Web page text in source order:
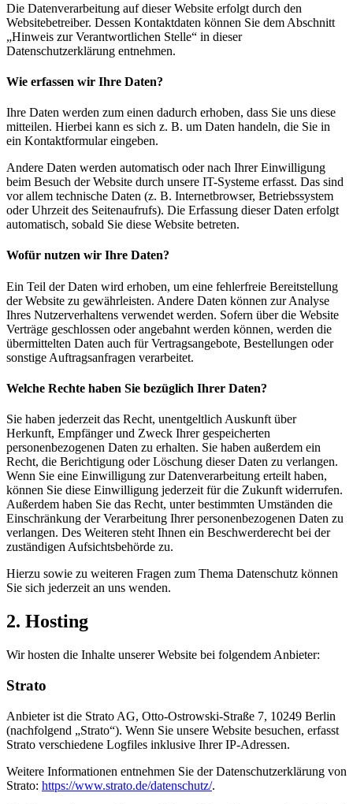
Die Datenverarbeitung auf dieser Website erfolgt durch den
Websitebetreiber. Dessen Kontaktdaten können Sie dem Abschnitt
„Hinweis zur Verantwortlichen Stelle“ in dieser
Datenschutzerklärung entnehmen.
Wie erfassen wir Ihre Daten?
Ihre Daten werden zum einen dadurch erhoben, dass Sie uns diese
mitteilen. Hierbei kann es sich z. B. um Daten handeln, die Sie in
ein Kontaktformular eingeben.
Andere Daten werden automatisch oder nach Ihrer Einwilligung
beim Besuch der Website durch unsere IT-Systeme erfasst. Das sind
vor allem technische Daten (z. B. Internetbrowser, Betriebssystem
oder Uhrzeit des Seitenaufrufs). Die Erfassung dieser Daten erfolgt
automatisch, sobald Sie diese Website betreten.
Wofür nutzen wir Ihre Daten?
Ein Teil der Daten wird erhoben, um eine fehlerfreie Bereitstellung
der Website zu gewährleisten. Andere Daten können zur Analyse
Ihres Nutzerverhaltens verwendet werden. Sofern über die Website
Verträge geschlossen oder angebahnt werden können, werden die
übermittelten Daten auch für Vertragsangebote, Bestellungen oder
sonstige Auftragsanfragen verarbeitet.
Welche Rechte haben Sie bezüglich Ihrer Daten?
Sie haben jederzeit das Recht, unentgeltlich Auskunft über
Herkunft, Empfänger und Zweck Ihrer gespeicherten
personenbezogenen Daten zu erhalten. Sie haben außerdem ein
Recht, die Berichtigung oder Löschung dieser Daten zu verlangen.
Wenn Sie eine Einwilligung zur Datenverarbeitung erteilt haben,
können Sie diese Einwilligung jederzeit für die Zukunft widerrufen.
Außerdem haben Sie das Recht, unter bestimmten Umständen die
Einschränkung der Verarbeitung Ihrer personenbezogenen Daten zu
verlangen. Des Weiteren steht Ihnen ein Beschwerderecht bei der
zuständigen Aufsichtsbehörde zu.
Hierzu sowie zu weiteren Fragen zum Thema Datenschutz können
Sie sich jederzeit an uns wenden.
2. Hosting
Wir hosten die Inhalte unserer Website bei folgendem Anbieter:
Strato
Anbieter ist die Strato AG, Otto-Ostrowski-Straße 7, 10249 Berlin
(nachfolgend „Strato“). Wenn Sie unsere Website besuchen, erfasst
Strato verschiedene Logfiles inklusive Ihrer IP-Adressen.
Weitere Informationen entnehmen Sie der Datenschutzerklärung von
Strato: https://www.strato.de/datenschutz/.